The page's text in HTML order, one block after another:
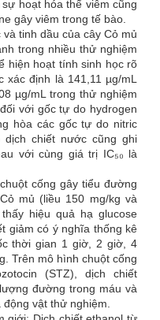
hoạt hóa thể viêm cũng
gây viêm trong tế bào.
tinh dầu của cây Cỏ mủ
trong nhiều thử nghiệm
hiện hoạt tính sinh học rõ
xác định là 141,11 µg/mL
µg/mL trong thử nghiệm
với gốc tự do hydrogen
hòa các gốc tự do nitric
dịch chiết nước cũng ghi
với cùng giá trị IC₅₀ là
cống gây tiểu đường
mủ (liều 150 mg/kg và
hiệu quả hạ glucose
giảm có ý nghĩa thống kê
thời gian 1 giờ, 2 giờ, 4
Trên mô hình chuột cống
(STZ), dịch chiết
đường trong máu và
vật thử nghiệm.